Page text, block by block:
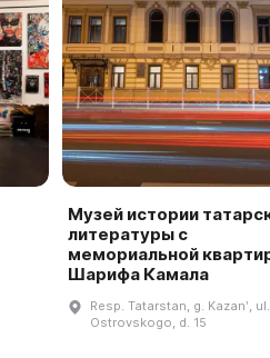
Музей истории
литературы с
мемориальной
Шарифа Камала
Resp. Tatarstan, g. Kazanʹ, ul.
Ostrovskogo, d. 15